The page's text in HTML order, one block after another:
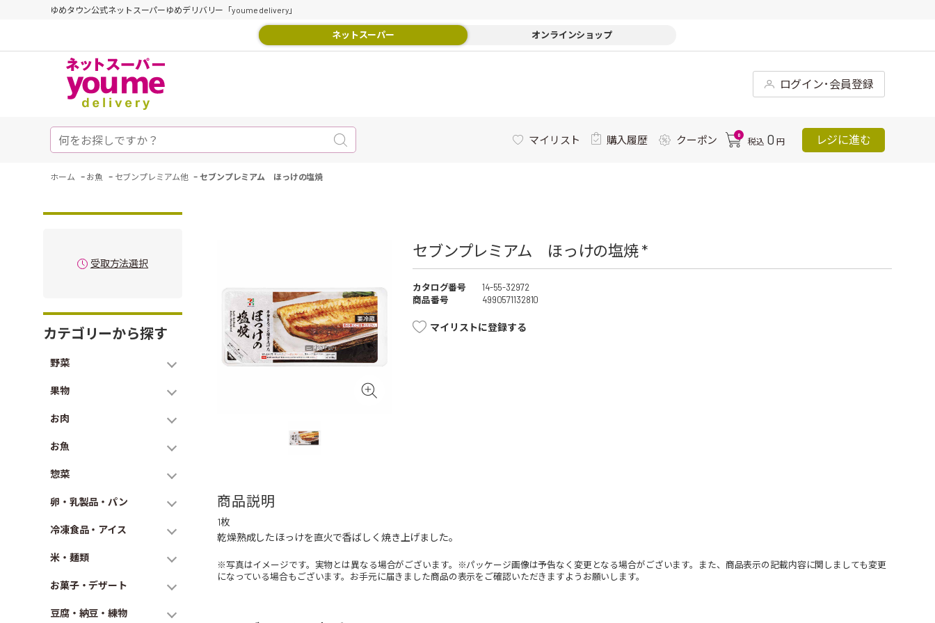
ゆめタウン公式ネットスーパーゆめデリバリー「youme delivery」
ネットスーパー オンラインショップ
ログイン･会員登録
マイリスト 購入履歴 クーポン 0
税込 0 円 レジに進む
ホーム - お魚 - セブンプレミアム他 -セブンプレミアム ほっけの塩焼
受取方法選択
カテゴリーから探す
野菜
果物
お肉
お魚
惣菜
卵・乳製品・パン
冷凍食品・アイス
米・麺類
お菓子・デザート
豆腐・納豆・練物
セブンプレミアム ほっけの塩焼 *
カタログ番号
14-55-32972
商品番号
4990571132810
マイリストに登録する
商品説明
1枚
乾燥熟成したほっけを直火で香ばしく焼き上げました。
※写真はイメージです。実物とは異なる場合がございます。※パッケージ画像は予告なく変更となる場合がございます。また、商品表示の記載内容に関しましても変更
になっている場合もございます。お手元に届きました商品の表示をご確認いただきますようお願いします。